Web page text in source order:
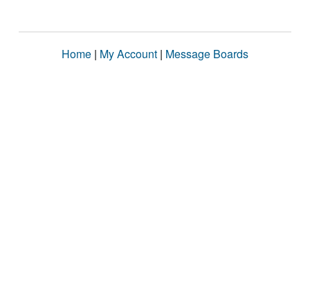
Home | My Account | Message Boards